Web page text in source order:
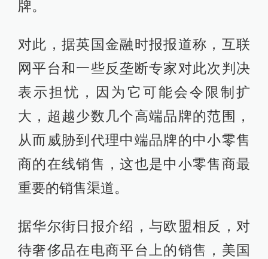
牌。
对此，据英国金融时报报道称，互联
网平台和一些反垄断专家对此次判决
表示担忧，因为它可能会令限制扩
大，超越少数几个高端品牌的范围，
从而威胁到代理中端品牌的中小零售
商的在线销售，这也是中小零售商最
重要的销售渠道。
据华尔街日报介绍，与欧盟相反，对
待奢侈品在电商平台上的销售，美国